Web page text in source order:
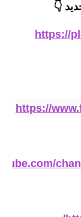
👇
https://
https://